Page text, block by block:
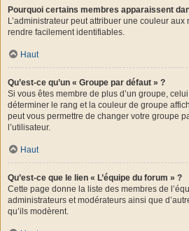
Pourquoi certains membres apparaissent
L’administrateur peut attribuer une couleur
rendre facilement identifiables.
Haut
Qu’est-ce qu’un « Groupe par défaut » ?
Si vous êtes membre de plus d’un groupe,
déterminer le rang et la couleur de groupe
peut vous permettre de changer votre groupe
l’utilisateur.
Haut
Qu’est-ce que le lien « L’équipe du forum » ?
Cette page donne la liste des membres de
administrateurs et modérateurs ainsi que
qu’ils modèrent.